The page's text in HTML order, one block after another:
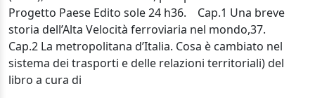
Progetto Paese Edito sole 24 h36. Cap.1 Una breve
storia dell’Alta Velocità ferroviaria nel mondo,37.
Cap.2 La metropolitana d’Italia. Cosa è cambiato nel
sistema dei trasporti e delle relazioni territoriali) del
libro a cura di